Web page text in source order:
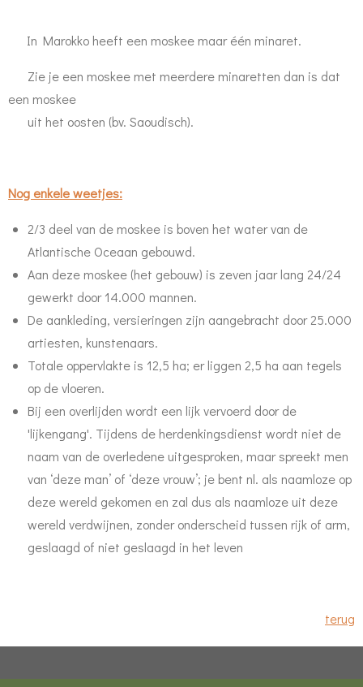
In Marokko heeft een moskee maar één minaret.
Zie je een moskee met meerdere minaretten dan is dat
een moskee
uit het oosten (bv. Saoudisch).
Nog enkele weetjes:
2/3 deel van de moskee is boven het water van de
Atlantische Oceaan gebouwd.
Aan deze moskee (het gebouw) is zeven jaar lang 24/24
gewerkt door 14.000 mannen.
De aankleding, versieringen zijn aangebracht door 25.000
artiesten, kunstenaars.
Totale oppervlakte is 12,5 ha; er liggen 2,5 ha aan tegels
op de vloeren.
Bij een overlijden wordt een lijk vervoerd door de
'lijkengang'. Tijdens de herdenkingsdienst wordt niet de
naam van de overledene uitgesproken, maar spreekt men
van ‘deze man’ of ‘deze vrouw’; je bent nl. als naamloze op
deze wereld gekomen en zal dus als naamloze uit deze
wereld verdwijnen, zonder onderscheid tussen rijk of arm,
geslaagd of niet geslaagd in het leven
terug